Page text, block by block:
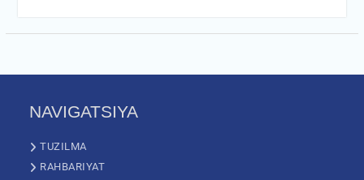
NAVIGATSIYA
TUZILMA
RAHBARIYAT